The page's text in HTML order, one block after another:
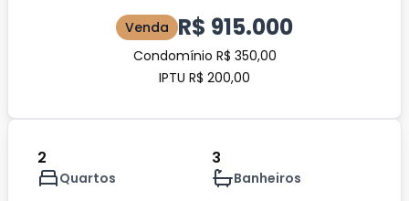
Venda R$ 915.000
Condomínio R$ 350,00
IPTU R$ 200,00
2
Quartos
3
Banheiros